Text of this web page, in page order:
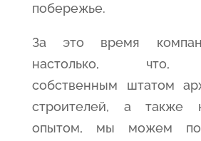
побережье.
За это время
настолько, что,
собственным штатом
строителей, а также
опытом, мы можем